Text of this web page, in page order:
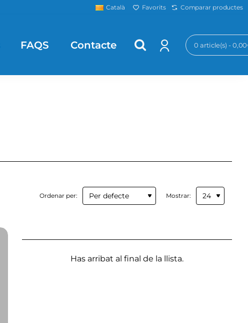
Català Favorits Comparar productes
FAQS Contacte 0 article(s) -
Ordenar per: Mostrar:
Has arribat al final de la llista.